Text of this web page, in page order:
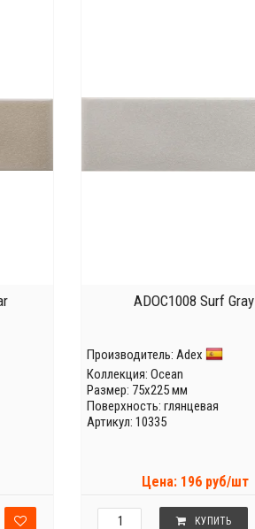
ADOC1008 Surf Gray
Производитель: Adex
Коллекция: Ocean
Размер: 75x225 мм
Поверхность: глянцевая
Артикул: 10335
Цена: 196 руб/шт
КУПИТЬ